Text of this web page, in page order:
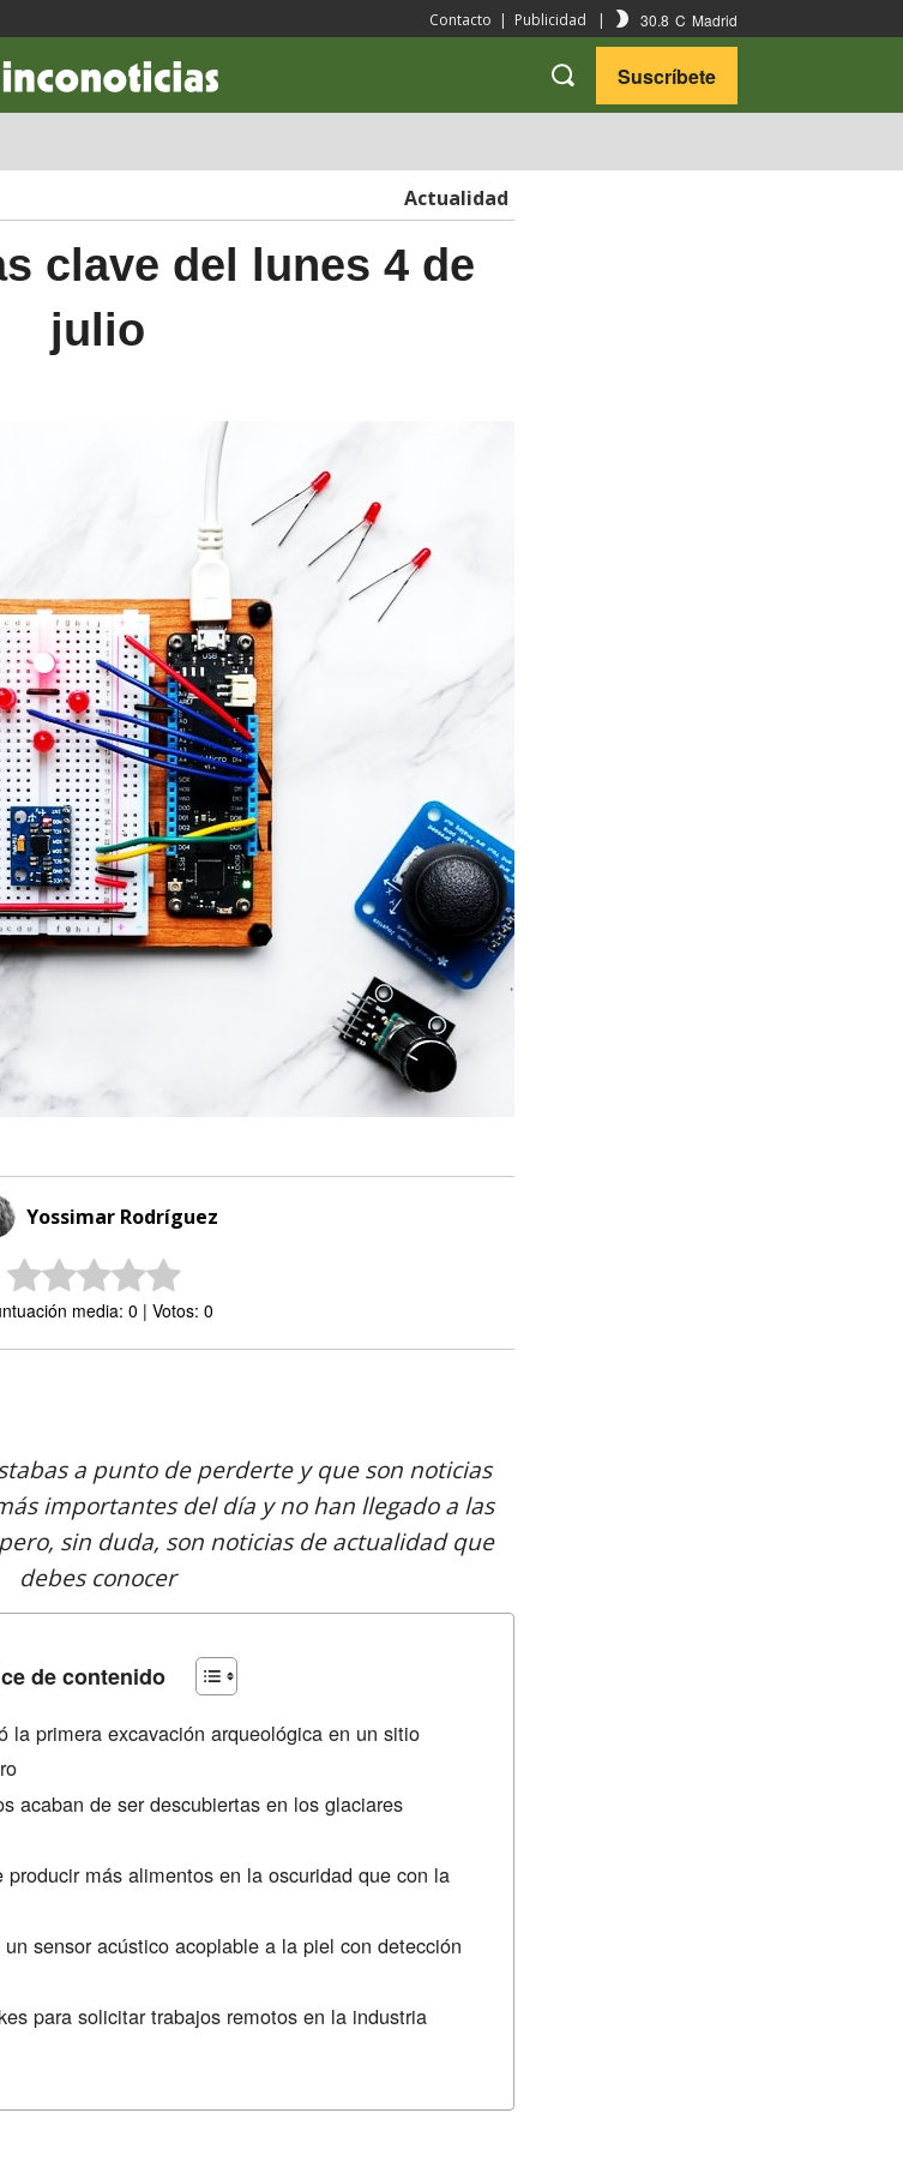
Contacto | Publicidad | 30.8 C Madrid
Suscríbete
Actualidad
clave del lunes 4 de
julio
Yossimar Rodríguez
media: 0 | Votos: 0
a punto de perderte y que son noticias
importantes del día y no han llegado a las
sin duda, son noticias de actualidad que
debes conocer
de contenido
la primera excavación arqueológica en un sitio
acaban de ser descubiertas en los glaciares
más alimentos en la oscuridad que con la
sensor acústico acoplable a la piel con detección
para solicitar trabajos remotos en la industria